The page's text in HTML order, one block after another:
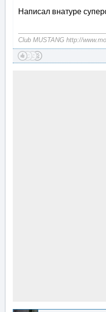
Написал внатуре
Club MUSTANG http://